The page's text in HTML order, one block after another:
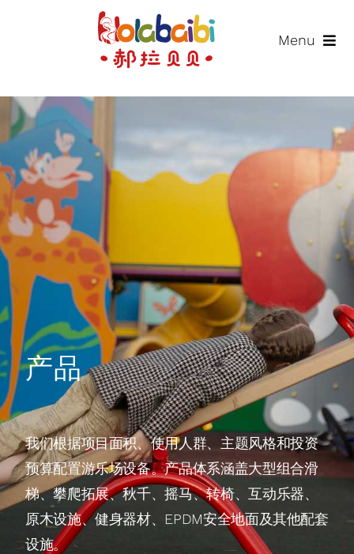
Menu
产品
方法
案例
资讯
关于我们
产品
我们根据项目面积、使用人群、主题风格和投资
预算配置游乐场设备。产品体系涵盖大型组合滑
梯、攀爬拓展、秋千、摇马、转椅、互动乐器、
原木设施、健身器材、EPDM安全地面及其他配套
设施。